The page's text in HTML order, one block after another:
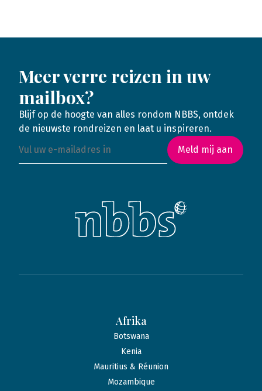
Meer verre reizen in uw
mailbox?
Blijf op de hoogte van alles rondom NBBS, ontdek
de nieuwste rondreizen en laat u inspireren.
Meld mij aan
Afrika
Botswana
Kenia
Mauritius & Réunion
Mozambique